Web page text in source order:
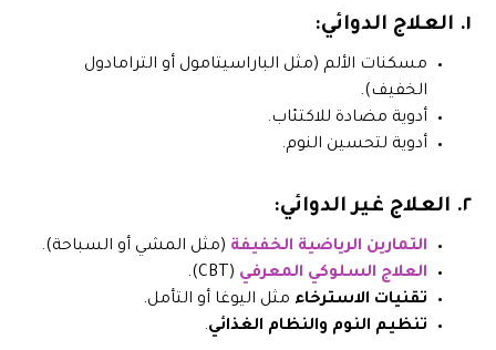
١. العلاج الدوائي:
مسكنات الألم (مثل الباراسيتامول أو الترامادول
الخفيف).
أدوية مضادة للاكتئاب.
أدوية لتحسين النوم.
٢. العلاج غير الدوائي:
التمارين الرياضية الخفيفة (مثل المشي أو السباحة).
العلاج السلوكي المعرفي (CBT).
تقنيات الاسترخاء مثل اليوغا أو التأمل.
تنظيم النوم والنظام الغذائي.